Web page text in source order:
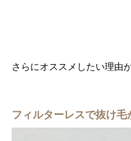
さらにオススメしたい理由
フィルターレスで抜け毛